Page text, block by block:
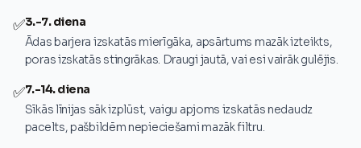
✅3.-7. diena
Ādas barjera izskatās mierīgāka, apsārtums mazāk izteikts,
poras izskatās stingrākas. Draugi jautā, vai esi vairāk gulējis.
✅7.-14. diena
Sīkās līnijas sāk izplūst, vaigu apjoms izskatās nedaudz
pacelts, pašbildēm nepieciešami mazāk filtru.